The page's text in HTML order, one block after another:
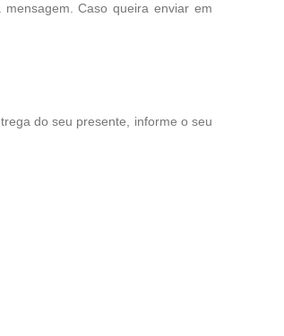
Caso queira enviar em
do seu presente, informe o seu